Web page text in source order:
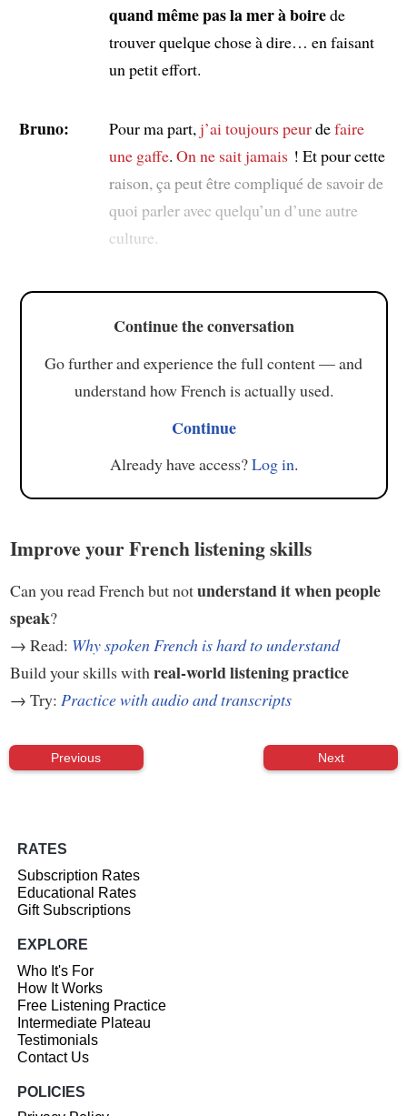
quand même pas la mer à boirede
trouver quelque chose à dire… en faisant
un petit effort.
Bruno: Pour ma part, j’ai toujours peurdefaire
une gaffe. On ne sait jamais! Et pour cette
raison, ça peut être compliqué de savoir de
quoi parler avec quelqu’un d’une autre
culture.
Continue the conversation
Go further and experience the full content — and
understand how French is actually used.
Continue
Already have access?Log in.
Improve your French listening skills
Can you read French but notunderstand it when people
speak?
→ Read: Why spoken French is hard to understand
Build your skills with real-world listening practice
→ Try: Practice with audio and transcripts
Previous Next
RATES
Subscription Rates
Educational Rates
Gift Subscriptions
EXPLORE
Who It's For
How It Works
Free Listening Practice
Intermediate Plateau
Testimonials
Contact Us
POLICIES